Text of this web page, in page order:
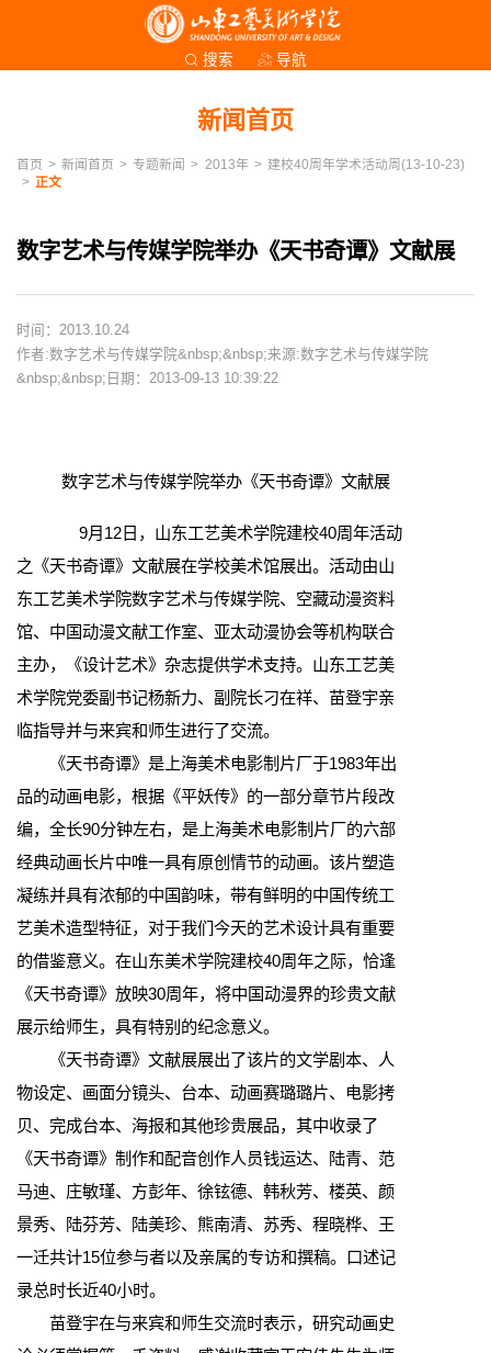
搜索 导航
新闻首页
首页 > 新闻首页 > 专题新闻 > 2013年 > 建校40周年学术活动周(13-10-23)
> 正文
数字艺术与传媒学院举办《天书奇谭》文献展
时间：2013.10.24
作者:数字艺术与传媒学院&nbsp;&nbsp;来源:数字艺术与传媒学院
&nbsp;&nbsp;日期：2013-09-13 10:39:22
数字艺术与传媒学院举办《天书奇谭》文献展
9月12日，山东工艺美术学院建校40周年活动
之《天书奇谭》文献展在学校美术馆展出。活动由山
东工艺美术学院数字艺术与传媒学院、空藏动漫资料
馆、中国动漫文献工作室、亚太动漫协会等机构联合
主办，《设计艺术》杂志提供学术支持。山东工艺美
术学院党委副书记杨新力、副院长刁在祥、苗登宇亲
临指导并与来宾和师生进行了交流。
《天书奇谭》是上海美术电影制片厂于1983年出
品的动画电影，根据《平妖传》的一部分章节片段改
编，全长90分钟左右，是上海美术电影制片厂的六部
经典动画长片中唯一具有原创情节的动画。该片塑造
凝练并具有浓郁的中国韵味，带有鲜明的中国传统工
艺美术造型特征，对于我们今天的艺术设计具有重要
的借鉴意义。在山东美术学院建校40周年之际，恰逢
《天书奇谭》放映30周年，将中国动漫界的珍贵文献
展示给师生，具有特别的纪念意义。
《天书奇谭》文献展展出了该片的文学剧本、人
物设定、画面分镜头、台本、动画赛璐璐片、电影拷
贝、完成台本、海报和其他珍贵展品，其中收录了
《天书奇谭》制作和配音创作人员钱运达、陆青、范
马迪、庄敏瑾、方彭年、徐铉德、韩秋芳、楼英、颜
景秀、陆芬芳、陆美珍、熊南清、苏秀、程晓桦、王
一迁共计15位参与者以及亲属的专访和撰稿。口述记
录总时长近40小时。
苗登宇在与来宾和师生交流时表示，研究动画史